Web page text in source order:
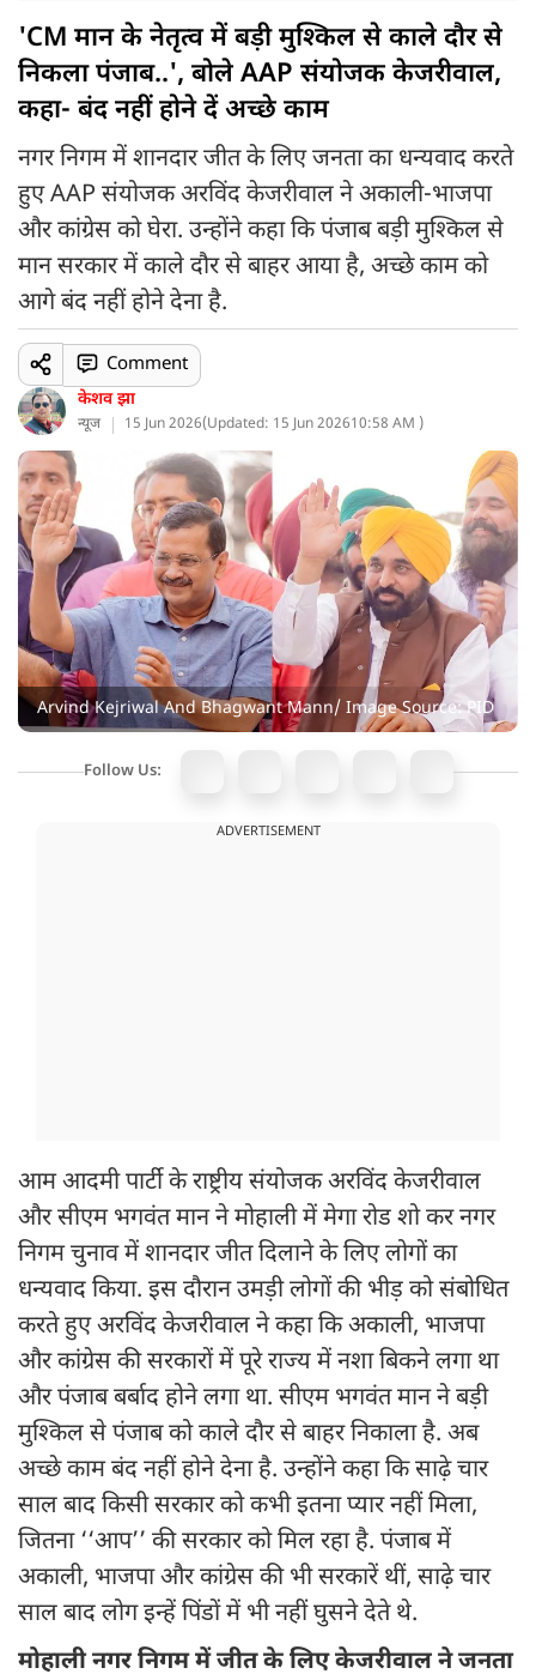
'CM मान के नेतृत्व में बड़ी मुश्किल से काले दौर से
निकला पंजाब..', बोले AAP संयोजक केजरीवाल,
कहा- बंद नहीं होने दें अच्छे काम
नगर निगम में शानदार जीत के लिए जनता का धन्यवाद करते
हुए AAP संयोजक अरविंद केजरीवाल ने अकाली-भाजपा
और कांग्रेस को घेरा. उन्होंने कहा कि पंजाब बड़ी मुश्किल से
मान सरकार में काले दौर से बाहर आया है, अच्छे काम को
आगे बंद नहीं होने देना है.
केशव झा
न्यूज 15 Jun 2026(Updated: 15 Jun 202610:58 AM )
Comment
Arvind Kejriwal And Bhagwant Mann/ Image Source: PID
Follow Us:
ADVERTISEMENT
आम आदमी पार्टी के राष्ट्रीय संयोजक अरविंद केजरीवाल
और सीएम भगवंत मान ने मोहाली में मेगा रोड शो कर नगर
निगम चुनाव में शानदार जीत दिलाने के लिए लोगों का
धन्यवाद किया. इस दौरान उमड़ी लोगों की भीड़ को संबोधित
करते हुए अरविंद केजरीवाल ने कहा कि अकाली, भाजपा
और कांग्रेस की सरकारों में पूरे राज्य में नशा बिकने लगा था
और पंजाब बर्बाद होने लगा था. सीएम भगवंत मान ने बड़ी
मुश्किल से पंजाब को काले दौर से बाहर निकाला है. अब
अच्छे काम बंद नहीं होने देना है. उन्होंने कहा कि साढे़ चार
साल बाद किसी सरकार को कभी इतना प्यार नहीं मिला,
जितना ‘‘आप’’ की सरकार को मिल रहा है. पंजाब में
अकाली, भाजपा और कांग्रेस की भी सरकारें थीं, साढ़े चार
साल बाद लोग इन्हें पिंडों में भी नहीं घुसने देते थे.
मोहाली नगर निगम में जीत के लिए केजरीवाल ने जनता